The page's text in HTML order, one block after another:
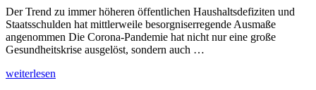
Der Trend zu immer höheren öffentlichen Haushaltsdefiziten und
Staatsschulden hat mittlerweile besorgniserregende Ausmaße
angenommen Die Corona-Pandemie hat nicht nur eine große
Gesundheitskrise ausgelöst, sondern auch …
„Gastbeitrag
weiterlesen